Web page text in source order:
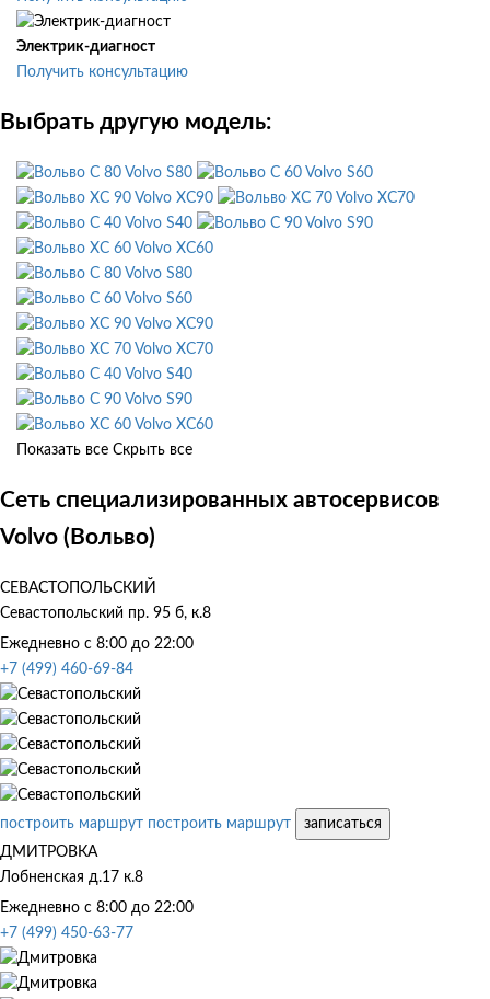
Электрик-диагност
Получить консультацию
Выбрать другую модель:
Volvo S80
Volvo S60
Volvo XC90
Volvo XC70
Volvo S40
Volvo S90
Volvo XC60
Volvo S80
Volvo S60
Volvo XC90
Volvo XC70
Volvo S40
Volvo S90
Volvo XC60
Показать все Скрыть все
Сеть специализированных автосервисов
Volvo (Вольво)
СЕВАСТОПОЛЬСКИЙ
Севастопольский пр. 95 б, к.8
Ежедневно с 8:00 до 22:00
+7 (499) 460-69-84
построить маршрут построить маршрут
записаться
ДМИТРОВКА
Лобненская д.17 к.8
Ежедневно с 8:00 до 22:00
+7 (499) 450-63-77